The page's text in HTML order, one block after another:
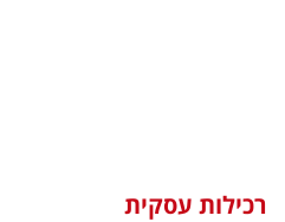
וצרכנות
רכילות עסקית